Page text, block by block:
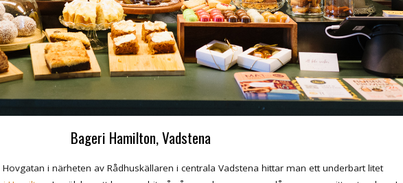
Bageri Hamilton, Vadstena
i närheten av Rådhuskällaren i centrala Vadstena hittar man ett underbart litet